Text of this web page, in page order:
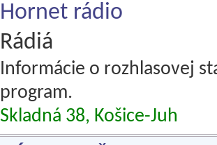
Hornet rádio
Rádiá
Informácie o rozhlasovej
program.
Skladná 38, Košice-Juh